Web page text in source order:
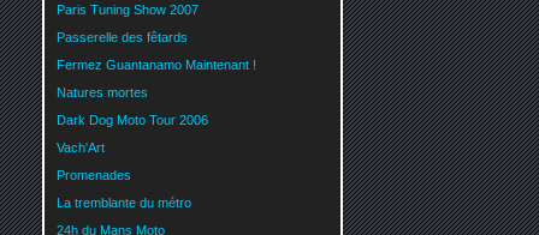
Paris Tuning Show 2007
Passerelle des fêtards
Fermez Guantanamo Maintenant !
Natures mortes
Dark Dog Moto Tour 2006
Vach'Art
Promenades
La tremblante du métro
24h du Mans Moto